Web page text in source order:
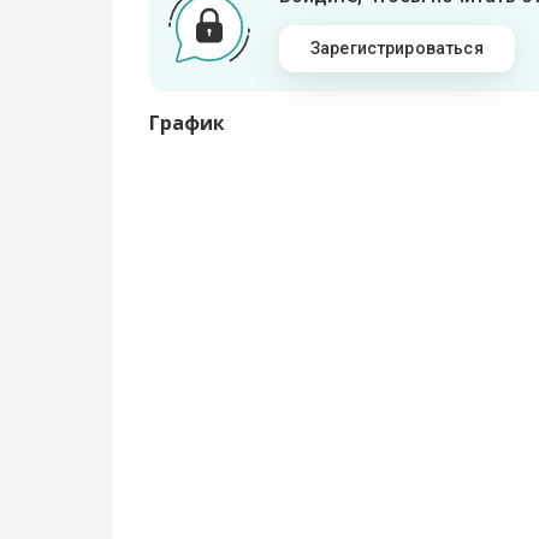
Зарегистрироваться
График